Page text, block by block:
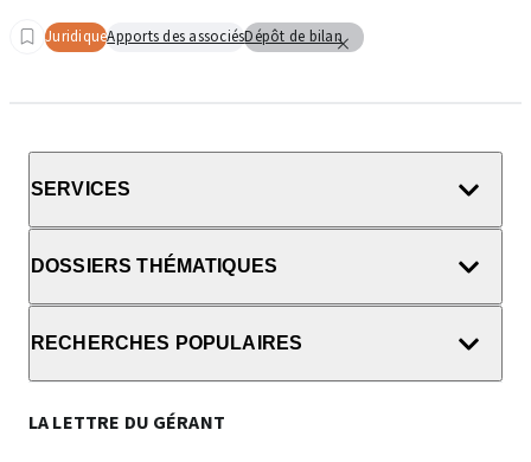
JuridiqueApports des associésDépôt de bilan
SERVICES
DOSSIERS THÉMATIQUES
RECHERCHES POPULAIRES
LA LETTRE DU GÉRANT